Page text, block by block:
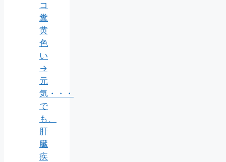
コ
糞
黄
色
い
→
元
気・・・
で
も、
肝
臓
疾